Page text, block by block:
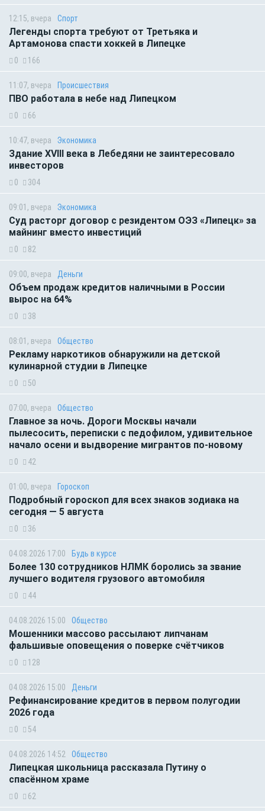
12:15, вчера Спорт
Легенды спорта требуют от Третьяка и
Артамонова спасти хоккей в Липецке
0 166
11:07, вчера Происшествия
ПВО работала в небе над Липецком
0 66
10:47, вчера Экономика
Здание XVIII века в Лебедяни не заинтересовало
инвесторов
0 304
09:01, вчера Экономика
Суд расторг договор с резидентом ОЭЗ «Липецк» за
майнинг вместо инвестиций
0 82
09:00, вчера Деньги
Объем продаж кредитов наличными в России
вырос на 64%
0 38
08:01, вчера Общество
Рекламу наркотиков обнаружили на детской
кулинарной студии в Липецке
0 50
07:00, вчера Общество
Главное за ночь. Дороги Москвы начали
пылесосить, переписки с педофилом, удивительное
начало осени и выдворение мигрантов по-новому
0 42
01:00, вчера Гороскоп
Подробный гороскоп для всех знаков зодиака на
сегодня — 5 августа
0 36
04.08.2026 17:00 Будь в курсе
Более 130 сотрудников НЛМК боролись за звание
лучшего водителя грузового автомобиля
0 44
04.08.2026 15:00 Общество
Мошенники массово рассылают липчанам
фальшивые оповещения о поверке счётчиков
0 128
04.08.2026 15:00 Деньги
Рефинансирование кредитов в первом полугодии
2026 года
0 54
04.08.2026 14:52 Общество
Липецкая школьница рассказала Путину о
спасённом храме
0 62